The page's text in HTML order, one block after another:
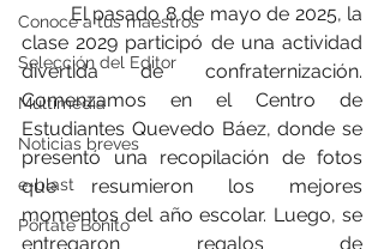
Conoce a tus maestros
Selección del Editor
Multimedia
Noticias breves
e-blast
Pórtate Bonito
	El pasado 8 de mayo de 2025, la
clase 2029 participó de una actividad
divertida de confraternización.
Comenzamos en el Centro de
Estudiantes Quevedo Báez, donde se
presentó una recopilación de fotos
que resumieron los mejores
momentos del año escolar. Luego, se
entregaron regalos de